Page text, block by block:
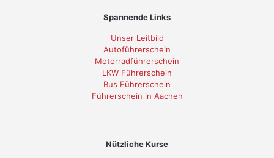
Spannende Links
Unser Leitbild
Autoführerschein
Motorradführerschein
LKW Führerschein
Bus Führerschein
Führerschein in Aachen
Nützliche Kurse